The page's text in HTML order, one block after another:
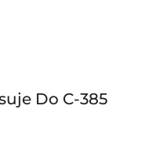
Do C-385